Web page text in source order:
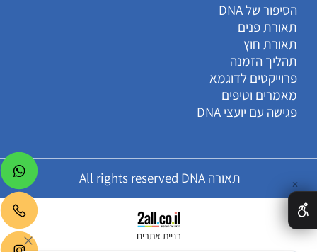
הסיפור של DNA
תאורת פנים
תאורת חוץ
תהליך הזמנה
פרוייקטים לדוגמא
מאמרים וטיפים
פגישה עם יועצי DNA
תאורה All rights reserved DNA
בניית אתרים
✕